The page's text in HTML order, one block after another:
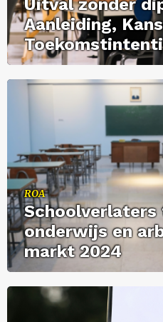
Uit­val zon­der
Aan­lei­ding,
ROA
School­ver­la­ters
on­der­wijs en
markt 2024